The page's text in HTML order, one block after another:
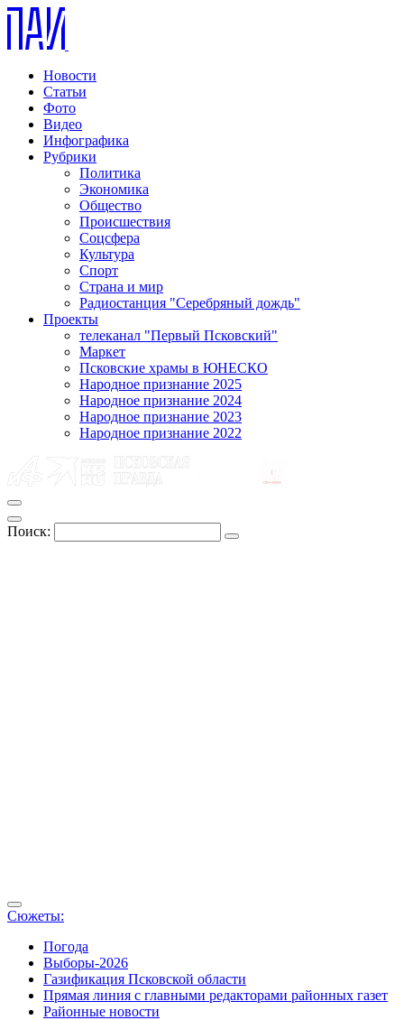
Новости
Статьи
Фото
Видео
Инфографика
Рубрики
Политика
Экономика
Общество
Происшествия
Соцсфера
Культура
Спорт
Страна и мир
Радиостанция "Серебряный дождь"
Проекты
телеканал "Первый Псковский"
Маркет
Псковские храмы в ЮНЕСКО
Народное признание 2025
Народное признание 2024
Народное признание 2023
Народное признание 2022
Поиск:
Сюжеты:
Погода
Выборы-2026
Газификация Псковской области
Прямая линия с главными редакторами районных газет
Районные новости